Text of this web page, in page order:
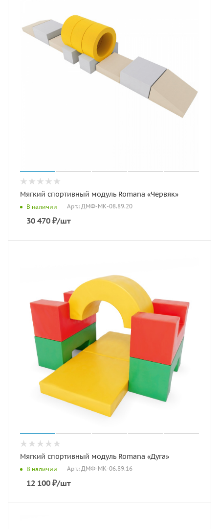
Мягкий спортивный модуль Romana «Червяк»
В наличии Арт.: ДМФ-МК-08.89.20
30 470 ₽/шт
Мягкий спортивный модуль Romana «Дуга»
В наличии Арт.: ДМФ-МК-06.89.16
12 100 ₽/шт